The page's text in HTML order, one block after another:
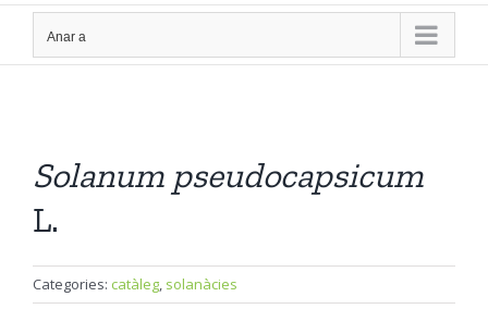
Anar a
Solanum pseudocapsicum
L.
Categories: catàleg, solanàcies